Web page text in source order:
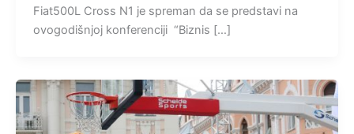
Fiat500L Cross N1 je spreman da se predstavi na
ovogodišnjoj konferenciji “Biznis […]